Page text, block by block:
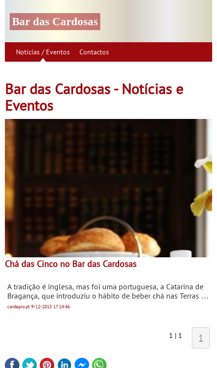
Bar das Cardosas
Notícias / Eventos Contactos
Bar das Cardosas - Notícias e
Eventos
Chá das Cinco no Bar das Cardosas
A tradição é inglesa, mas foi uma portuguesa, a Catarina de
Bragança, que introduziu o hábito de beber chá nas Terras de
Sua Majestade.
cardapio.pt 9-12-2015 17:14:46
1 | 1 1